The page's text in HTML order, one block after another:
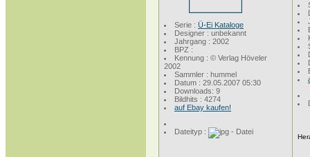
Serie : Ü-Ei Kataloge
Designer : unbekannt
Jahrgang : 2002
BPZ :
Kennung : © Verlag Höveler
2002
Sammler : hummel
Datum : 29.05.2007 05:30
Downloads: 9
Bildhits : 4274
auf Ebay kaufen!
Dateityp :